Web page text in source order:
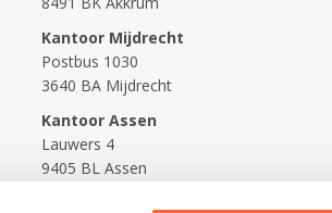
Kantoor Mijdrecht
Postbus 1030
3640 BA Mijdrecht
Kantoor Assen
Lauwers 4
9405 BL Assen